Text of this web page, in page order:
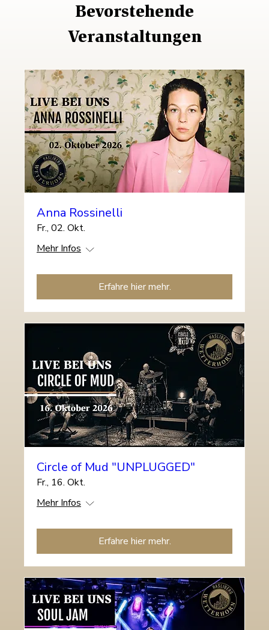
Bevorstehende
Veranstaltungen
Anna Rossinelli
Fr., 02. Okt.
Mehr Infos
Erfahre hier mehr.
Circle of Mud "UNPLUGGED"
Fr., 16. Okt.
Mehr Infos
Erfahre hier mehr.